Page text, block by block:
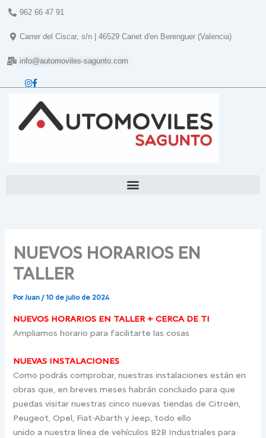
contenido
962 66 47 91
Carrer del Ciscar, s/n | 46529 Canet d'en Berenguer (Valencia)
info@automoviles-sagunto.com
NUEVOS HORARIOS EN
TALLER
PorJuan/10 de julio de 2024
NUEVOS HORARIOS EN TALLER + CERCA DE TI
Ampliamos horario para facilitarte las cosas
NUEVAS INSTALACIONES
Como podrás comprobar, nuestras instalaciones están en
obras que, en breves meses habrán concluido para que
puedas visitar nuestras cinco nuevas tiendas de Citroën,
Peugeot, Opel, Fiat-Abarth y Jeep, todo ello
unido a nuestra línea de vehículos B2B Industriales para